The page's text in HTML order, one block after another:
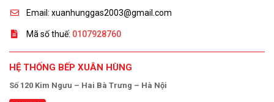
Email: xuanhunggas2003@gmail.com
Mã số thuế: 0107928760
HỆ THỐNG BẾP XUÂN HÙNG
Số 120 Kim Ngưu – Hai Bà Trưng – Hà Nội